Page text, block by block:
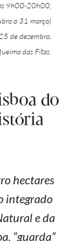
9h00-20h00;
a 31 março)
de dezembro,
das Fitas.
do
hectares
integrado
e da
“guarda”